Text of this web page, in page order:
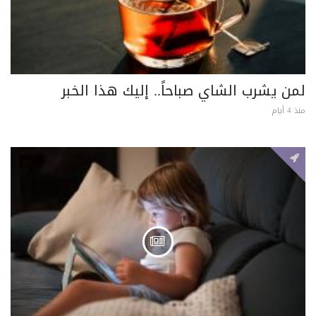
لمن يشرب الشاي صباحاً.. إليك هذا الخبر
منذ 4 أيام